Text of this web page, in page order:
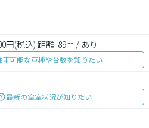
円(税込) 距離: 89m / あり
車可能な車種や台数を知りたい
最新の空室状況が知りたい